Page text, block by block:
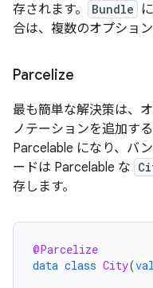
存されます。
Bundle
合は、複数のオプション
Parcelize
最も簡単な解決策は、
ノテーションを追加す
Parcelable になり、バ
ードは Parcelable な
存します。
@Parcelize
data class City(val